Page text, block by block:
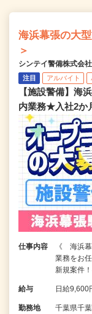
海浜幕張の大
＞
シンテイ警備株式会
注目 アルバイト
【施設警備】海
内業務★入社2か
仕事内容
《 海浜
業務をお
新規案件
給与 日給9,600
勤務地
千葉県千